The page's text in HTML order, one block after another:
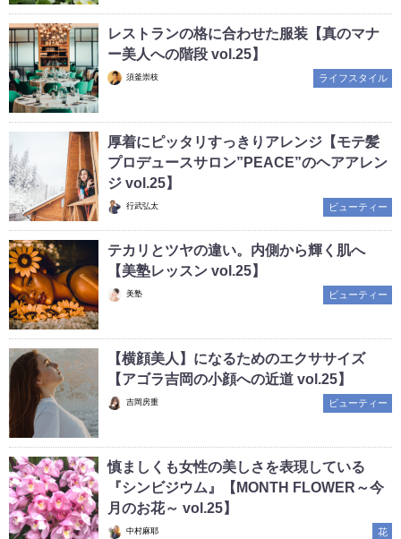
レストランの格に合わせた服装【真のマナ
ー美人への階段 vol.25】
須釜崇枝 ライフスタイル
厚着にピッタリすっきりアレンジ【モテ髪
プロデュースサロン”PEACE”のヘアアレン
ジ vol.25】
行武弘太 ビューティー
テカリとツヤの違い。内側から輝く肌へ
【美塾レッスン vol.25】
美塾 ビューティー
【横顔美人】になるためのエクササイズ
【アゴラ吉岡の小顔への近道 vol.25】
吉岡房重 ビューティー
慎ましくも女性の美しさを表現している
『シンビジウム』【MONTH FLOWER～今
月のお花～ vol.25】
中村麻耶 花